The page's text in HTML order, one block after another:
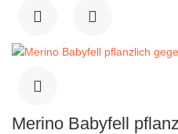
Merino Babyfell